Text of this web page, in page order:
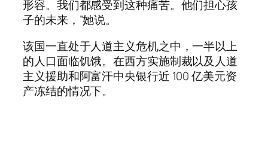
形容。我们都感受到这种痛苦。他们担心孩
子的未来，”她说。
该国一直处于人道主义危机之中，一半以上
的人口面临饥饿。在西方实施制裁以及人道
主义援助和阿富汗中央银行近 100 亿美元资
产冻结的情况下。